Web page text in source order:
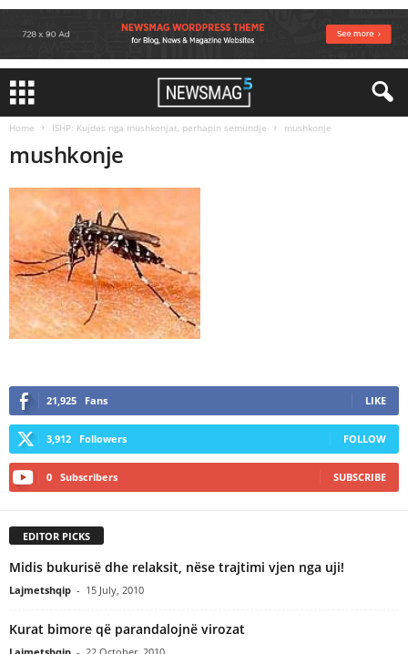
Home ISHP: Kujdes nga mushkonjat, perhapin semundje mushkonje
mushkonje
21,925 Fans LIKE
3,912 Followers FOLLOW
0 Subscribers SUBSCRIBE
EDITOR PICKS
Midis bukurisë dhe relaksit, nëse trajtimi vjen nga uji!
Lajmetshqip - 15 July, 2010
Kurat bimore që parandalojnë virozat